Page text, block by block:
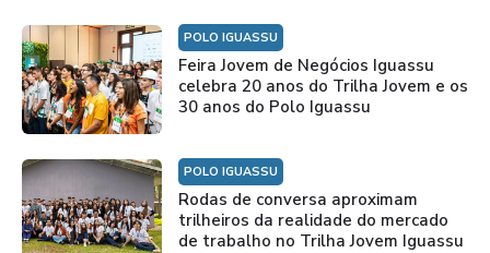
POLO IGUASSU
Feira Jovem de Negócios Iguassu
celebra 20 anos do Trilha Jovem e os
30 anos do Polo Iguassu
POLO IGUASSU
Rodas de conversa aproximam
trilheiros da realidade do mercado
de trabalho no Trilha Jovem Iguassu